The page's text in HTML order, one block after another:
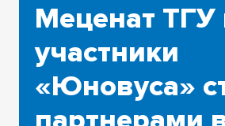
Меценат ТГУ
участники
«Юновуса»